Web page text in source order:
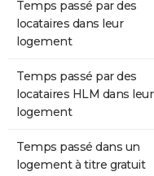
Temps passé par des
locataires dans leur
logement
Temps passé par des
locataires HLM dans leur
logement
Temps passé dans un
logement à titre gratuit